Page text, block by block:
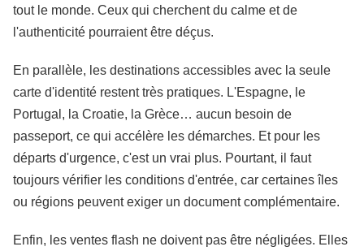
tout le monde. Ceux qui cherchent du calme et de
l'authenticité pourraient être déçus.
En parallèle, les destinations accessibles avec la seule
carte d'identité restent très pratiques. L'Espagne, le
Portugal, la Croatie, la Grèce… aucun besoin de
passeport, ce qui accélère les démarches. Et pour les
départs d'urgence, c'est un vrai plus. Pourtant, il faut
toujours vérifier les conditions d'entrée, car certaines îles
ou régions peuvent exiger un document complémentaire.
Enfin, les ventes flash ne doivent pas être négligées. Elles